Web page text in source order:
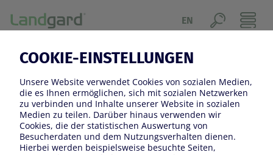
COOKIE-EINSTELLUNGEN
Unsere Website verwendet Cookies von sozialen Medien,
die es Ihnen ermöglichen, sich mit sozialen Netzwerken
zu verbinden und Inhalte unserer Website in sozialen
Medien zu teilen. Darüber hinaus verwenden wir
Cookies, die der statistischen Auswertung von
Besucherdaten und dem Nutzungsverhalten dienen.
Hierbei werden beispielsweise besuchte Seiten,
EN
GREMIEN
Landgard setzt als Genossenschaft auf die Stärke
seiner Mitglieder. Das Unternehmen gehört zu 100
Prozent den Erzeuger*innen, die 365 Tage im Jahr
Blumen und Pflanzen sowie Obst & Gemüse anliefern,